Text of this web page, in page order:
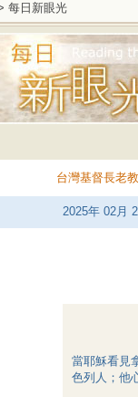
每日新眼光
台灣基督長老
2025年 02月
當耶穌看見
色列人；他